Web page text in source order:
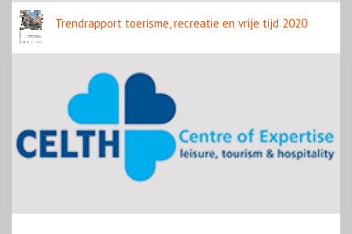
Trendrapport toerisme, recreatie en vrije tijd 2020